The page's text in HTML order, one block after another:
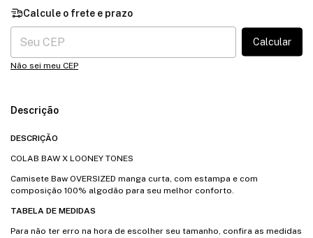
Entregas para o CEP:
Calcular
Não sei meu CEP
Descrição
DESCRIÇÃO
COLAB BAW X LOONEY TONES
Camisete Baw OVERSIZED manga curta, com estampa e com
composição 100% algodão para seu melhor conforto.
TABELA DE MEDIDAS
Para não ter erro na hora de escolher seu tamanho, confira as medidas